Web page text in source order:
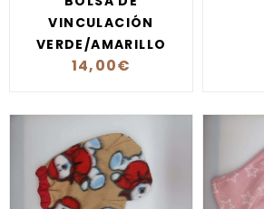
VINCULACIÓN
VERDE/AMARILLO
14,00€